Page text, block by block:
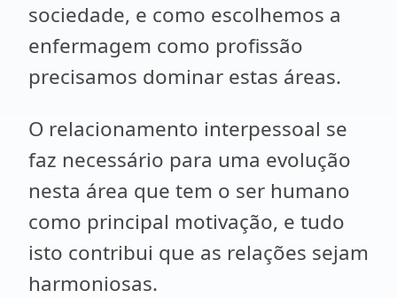
sociedade, e como escolhemos a
enfermagem como profissão
precisamos dominar estas áreas.
O relacionamento interpessoal se
faz necessário para uma evolução
nesta área que tem o ser humano
como principal motivação, e tudo
isto contribui que as relações sejam
harmoniosas.